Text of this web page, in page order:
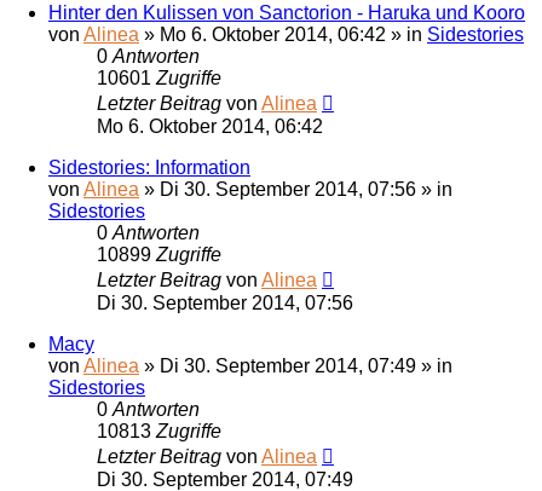
Hinter den Kulissen von Sanctorion - Haruka und Kooro
von Alinea » Mo 6. Oktober 2014, 06:42 » in Sidestories
0 Antworten
10601 Zugriffe
Letzter Beitrag von Alinea
Mo 6. Oktober 2014, 06:42
Sidestories: Information
von Alinea » Di 30. September 2014, 07:56 » in
Sidestories
0 Antworten
10899 Zugriffe
Letzter Beitrag von Alinea
Di 30. September 2014, 07:56
Macy
von Alinea » Di 30. September 2014, 07:49 » in
Sidestories
0 Antworten
10813 Zugriffe
Letzter Beitrag von Alinea
Di 30. September 2014, 07:49